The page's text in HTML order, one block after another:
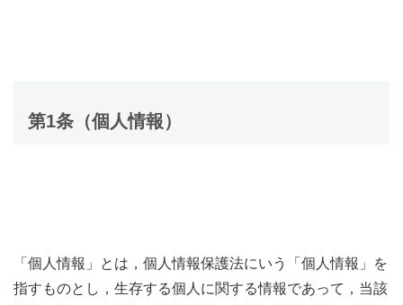
第1条（個人情報）
「個人情報」とは，個人情報保護法にいう「個人情報」を
指すものとし，生存する個人に関する情報であって，当該